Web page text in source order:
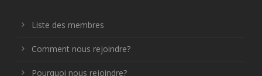
Liste des membres
Comment nous rejoindre?
Pourquoi nous rejoindre?